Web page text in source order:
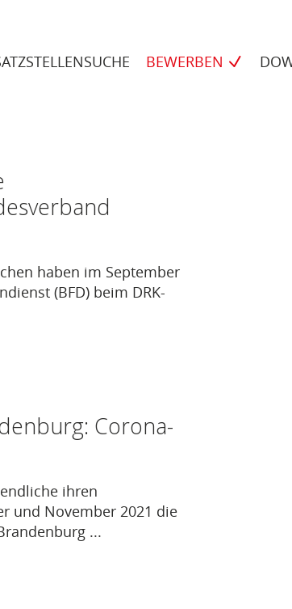
BEWERBEN
haben im September
(BFD) beim DRK-
Corona-
ihren
und November 2021 die
...